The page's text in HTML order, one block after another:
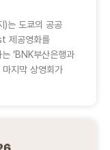
)는 도쿄의 공공
제공영화를
‘BNK부산은행과
마지막 상영회가